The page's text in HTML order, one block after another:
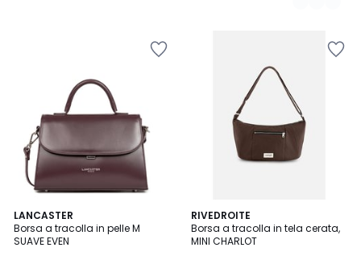
LANCASTER
Borsa a tracolla in pelle M
SUAVE EVEN
4,7
/ 5
RIVEDROITE
Borsa a tracolla in tela cerata,
MINI CHARLOT
2
Colori